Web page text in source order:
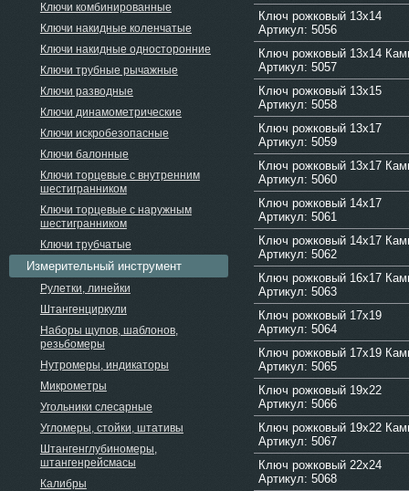
Ключ рожковый 13х14
Артикул: 5056
Ключ рожковый 13х14
Артикул: 5057
Ключ рожковый 13х15
Артикул: 5058
Ключ рожковый 13х17
Артикул: 5059
Ключ рожковый 13х17
Артикул: 5060
Ключ рожковый 14х17
Артикул: 5061
Ключ рожковый 14х17
Артикул: 5062
Ключ рожковый 16х17
Артикул: 5063
Ключ рожковый 17х19
Артикул: 5064
Ключ рожковый 17х19
Артикул: 5065
Ключ рожковый 19х22
Артикул: 5066
Ключ рожковый 19х22
Артикул: 5067
Ключ рожковый 22х24
Артикул: 5068
Ключи комбинированные
Ключи накидные коленчатые
Ключи накидные односторонние
Ключи трубные рычажные
Ключи разводные
Ключи динамометрические
Ключи искробезопасные
Ключи балонные
Ключи торцевые с внутренним
шестигранником
Ключи торцевые с наружным
шестигранником
Ключи трубчатые
Измерительный инструмент
Рулетки, линейки
Штангенциркули
Наборы щупов, шаблонов,
резьбомеры
Нутромеры, индикаторы
Микрометры
Угольники слесарные
Угломеры, стойки, штативы
Штангенглубиномеры,
штангенрейсмасы
Калибры